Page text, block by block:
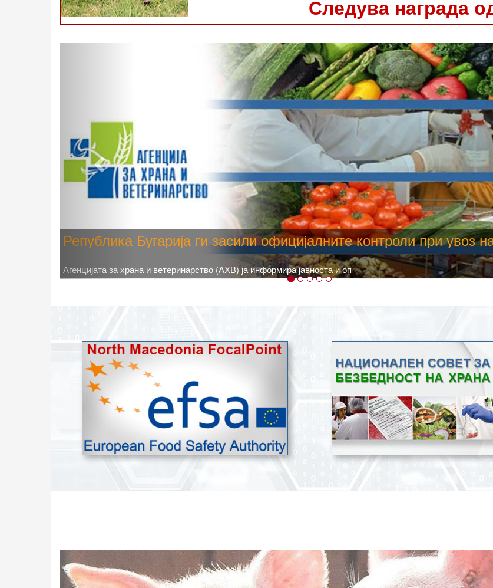
Следува награда
Високите температури ризик од труење со храна, опасни се и за
животните
Новото најавено зголемување на дневните температури, кое според метеоролозите во одредени региони
степени, ги зголемува ризиците од појава на труење со храна.